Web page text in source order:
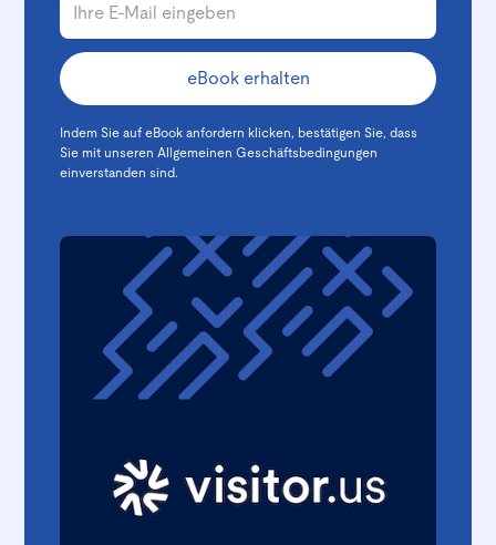
Indem Sie auf eBook anfordern klicken, bestätigen Sie, dass
Sie mit unseren Allgemeinen Geschäftsbedingungen
einverstanden sind.